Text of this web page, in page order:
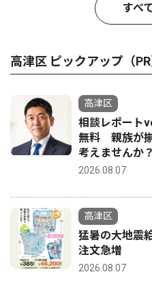
すべ
高津区 ピックアップ（
高津区
相談レポート
無料 親族が
考えませんか？
2026.08.07
高津区
猛暑の大地震
注文急増
2026.08.07